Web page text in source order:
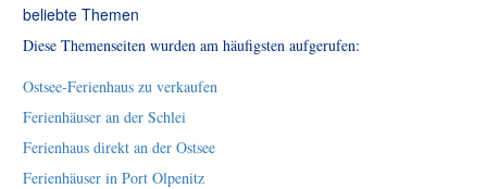
beliebte Themen
Diese Themenseiten wurden am häufigsten aufgerufen:
Ostsee-Ferienhaus zu verkaufen
Ferienhäuser an der Schlei
Ferienhaus direkt an der Ostsee
Ferienhäuser in Port Olpenitz